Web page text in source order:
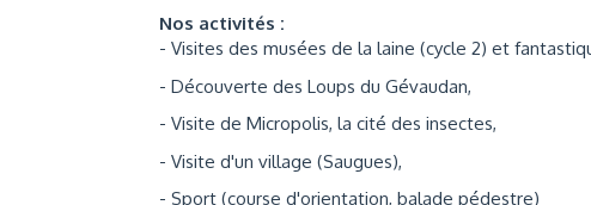
Nos activités :
- Visites des musées de la laine (cycle 2) et
- Découverte des Loups du Gévaudan,
- Visite de Micropolis, la cité des insectes,
- Visite d'un village (Saugues),
- Sport (course d'orientation, balade pédestre)